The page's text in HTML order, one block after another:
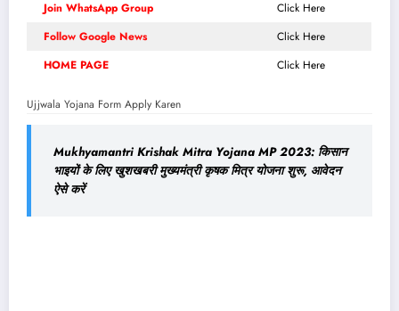
Join WhatsApp Group
Click Here
Follow Google News
Click Here
HOME PAGE
Click Here
Ujjwala Yojana Form Apply Karen
Mukhyamantri Krishak Mitra Yojana MP 2023: किसान
भाइयों के लिए खुशखबरी मुख्यमंत्री कृषक मित्र योजना शुरू, आवेदन
ऐसे करें